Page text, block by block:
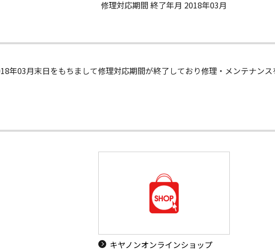
修理対応期間 終了年月 2018年03月
年03月末日をもちまして修理対応期間が終了しており修理・メンテナンス
キヤノンオンラインショップ